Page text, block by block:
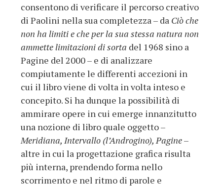
consentono di verificare il percorso creativo
di Paolini nella sua completezza – da Ciò che
non ha limiti e che per la sua stessa natura non
ammette limitazioni di sorta del 1968 sino a
Pagine del 2000 – e di analizzare
compiutamente le differenti accezioni in
cui il libro viene di volta in volta inteso e
concepito. Si ha dunque la possibilità di
ammirare opere in cui emerge innanzitutto
una nozione di libro quale oggetto –
Meridiana, Intervallo (l’Androgino), Pagine–
altre in cui la progettazione grafica risulta
più interna, prendendo forma nello
scorrimento e nel ritmo di parole e